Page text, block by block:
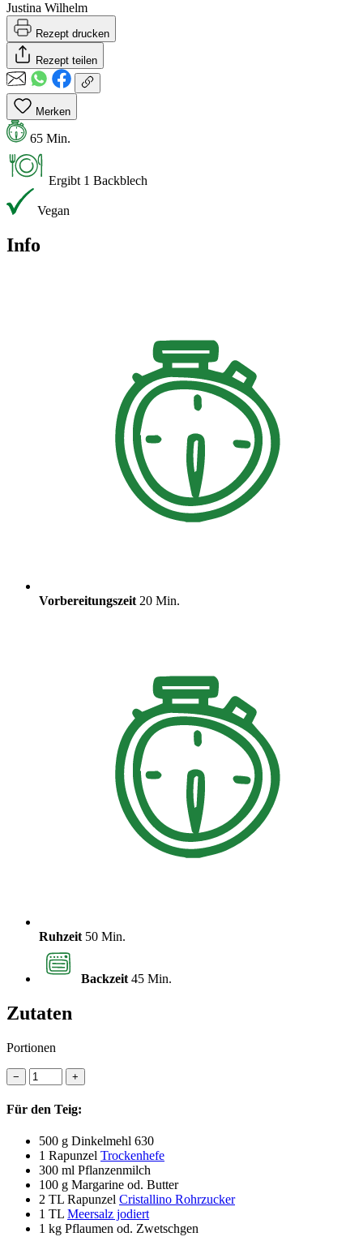
Justina Wilhelm
Rezept drucken
Rezept teilen
Merken
65 Min.
Ergibt 1 Backblech
Vegan
Info
Vorbereitungszeit 20 Min.
Ruhzeit 50 Min.
Backzeit 45 Min.
Zutaten
Portionen
− +
Für den Teig:
500 g Dinkelmehl 630
1 Rapunzel Trockenhefe
300 ml Pflanzenmilch
100 g Margarine od. Butter
2 TL Rapunzel Cristallino Rohrzucker
1 TL Meersalz jodiert
1 kg Pflaumen od. Zwetschgen